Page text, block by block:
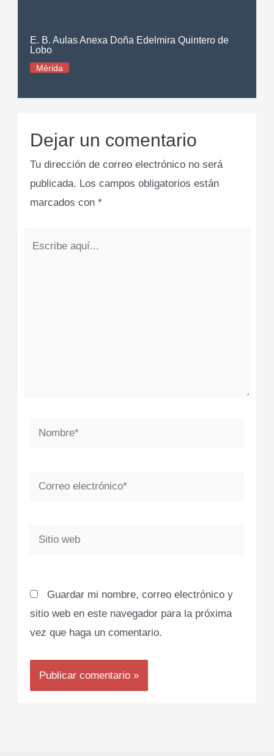
E. B. Aulas Anexa Doña Edelmira Quintero de
Lobo
Mérida
Dejar un comentario
Tu dirección de correo electrónico no será
publicada. Los campos obligatorios están
marcados con*
Nombre*
Correo
Sitio
Guardar mi nombre, correo electrónico y
sitio web en este navegador para la próxima
vez que haga un comentario.